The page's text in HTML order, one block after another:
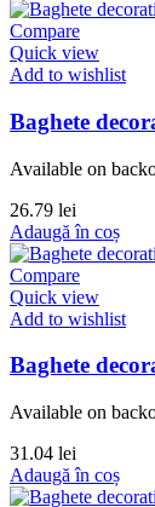
Compare
Quick view
Add to wishlist
Baghete
Available on
26.79 lei
Adaugă în coș
Compare
Quick view
Add to wishlist
Baghete
Available on
31.04 lei
Adaugă în coș